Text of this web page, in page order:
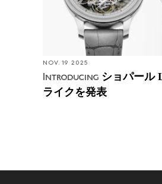
NOV. 19 2025
Introducing ショパール
ライクを発表